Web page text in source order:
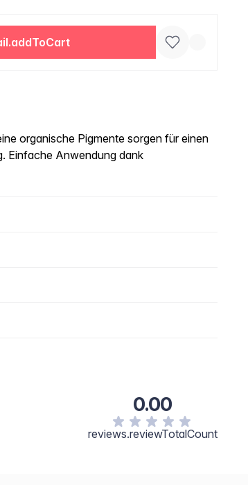
organische Pigmente sorgen für einen
Einfache Anwendung dank
0.00
reviews.reviewTotalCount